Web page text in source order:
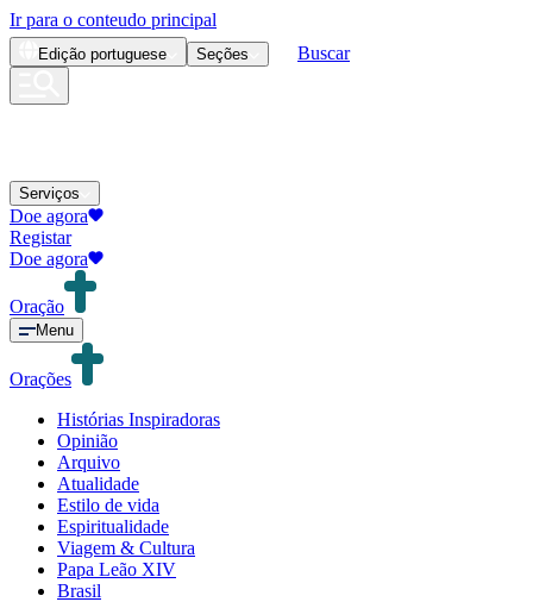
Ir para o conteudo principal
Edição portuguese Seções Buscar
Serviços
Doe agora
Registar
Doe agora
Oração
Menu
Orações
Histórias Inspiradoras
Opinião
Arquivo
Atualidade
Estilo de vida
Espiritualidade
Viagem & Cultura
Papa Leão XIV
Brasil